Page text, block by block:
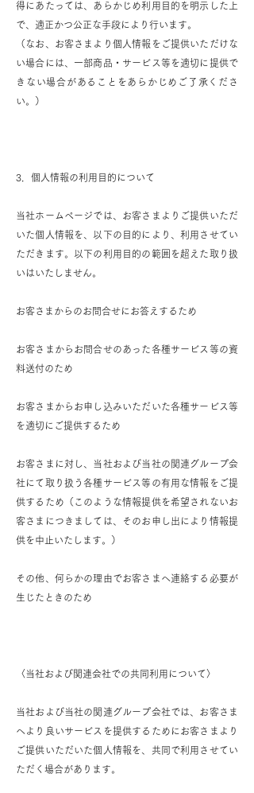
得にあたっては、あらかじめ利用目的を明示した上
で、適正かつ公正な手段により行います。
（なお、お客さまより個人情報をご提供いただけな
い場合には、一部商品・サービス等を適切に提供で
きない場合があることをあらかじめご了承くださ
い。）
3．個人情報の利用目的について
当社ホームページでは、お客さまよりご提供いただ
いた個人情報を、以下の目的により、利用させてい
ただきます。以下の利用目的の範囲を超えた取り扱
いはいたしません。
お客さまからのお問合せにお答えするため
お客さまからお問合せのあった各種サービス等の資
料送付のため
お客さまからお申し込みいただいた各種サービス等
を適切にご提供するため
お客さまに対し、当社および当社の関連グループ会
社にて取り扱う各種サービス等の有用な情報をご提
供するため（このような情報提供を希望されないお
客さまにつきましては、そのお申し出により情報提
供を中止いたします。）
その他、何らかの理由でお客さまへ連絡する必要が
生じたときのため
〈当社および関連会社での共同利用について〉
当社および当社の関連グループ会社では、お客さま
へより良いサービスを提供するためにお客さまより
ご提供いただいた個人情報を、共同で利用させてい
ただく場合があります。